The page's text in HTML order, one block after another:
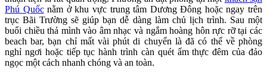
Phú Quốcnằm ở khu vực trung tâm Dương Đông hoặc ngay trên
trục Bãi Trường sẽ giúp bạn dễ dàng làm chủ lịch trình. Sau một
buổi chiều thả mình vào âm nhạc và ngắm hoàng hôn rực rỡ tại các
beach bar, bạn chỉ mất vài phút di chuyển là đã có thể về phòng
nghỉ ngơi hoặc tiếp tục hành trình càn quét ẩm thực đêm của đảo
ngọc một cách nhanh chóng và an toàn.